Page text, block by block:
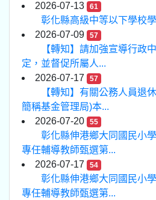
2026-07-13
61
彰化縣高級中等以下學校
2026-07-09
57
【轉知】請加強宣導行政
定，並督促所屬人...
2026-07-17
57
【轉知】有關公務人員退
簡稱基金管理局)本...
2026-07-20
55
彰化縣伸港鄉大同國民小
專任輔導教師甄選第...
2026-07-17
54
彰化縣伸港鄉大同國民小
專任輔導教師甄選第...